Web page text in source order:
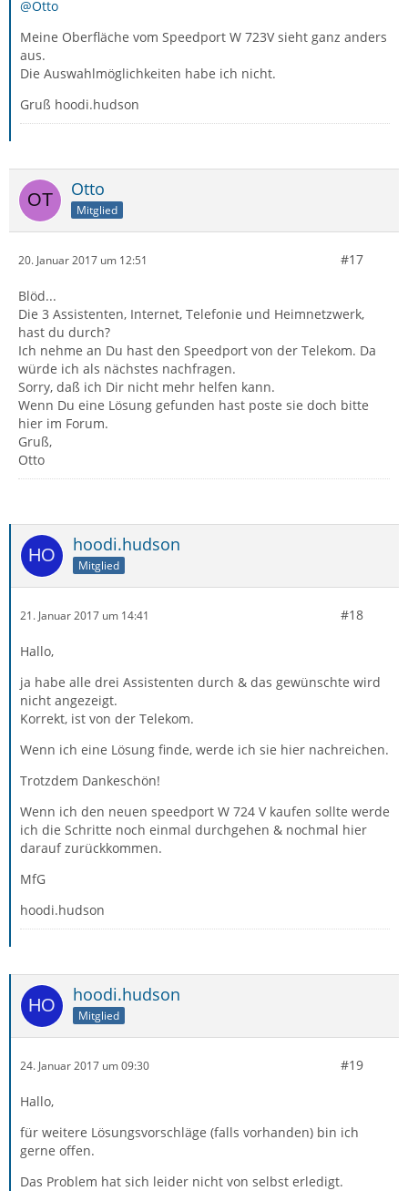
@Otto
Meine Oberfläche vom Speedport W 723V sieht ganz anders
aus.
Die Auswahlmöglichkeiten habe ich nicht.
Gruß hoodi.hudson
Otto
Mitglied
20. Januar 2017 um 12:51 #17
Blöd...
Die 3 Assistenten, Internet, Telefonie und Heimnetzwerk,
hast du durch?
Ich nehme an Du hast den Speedport von der Telekom. Da
würde ich als nächstes nachfragen.
Sorry, daß ich Dir nicht mehr helfen kann.
Wenn Du eine Lösung gefunden hast poste sie doch bitte
hier im Forum.
Gruß,
Otto
hoodi.hudson
Mitglied
21. Januar 2017 um 14:41 #18
Hallo,
ja habe alle drei Assistenten durch & das gewünschte wird
nicht angezeigt.
Korrekt, ist von der Telekom.
Wenn ich eine Lösung finde, werde ich sie hier nachreichen.
Trotzdem Dankeschön!
Wenn ich den neuen speedport W 724 V kaufen sollte werde
ich die Schritte noch einmal durchgehen & nochmal hier
darauf zurückkommen.
MfG
hoodi.hudson
hoodi.hudson
Mitglied
24. Januar 2017 um 09:30 #19
Hallo,
für weitere Lösungsvorschläge (falls vorhanden) bin ich
gerne offen.
Das Problem hat sich leider nicht von selbst erledigt.